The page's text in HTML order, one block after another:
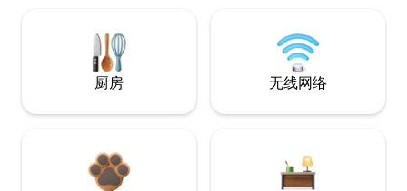
厨房 无线网络